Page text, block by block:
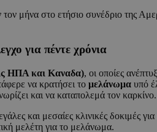
τον μήνα στο ετήσιο συνέδριο της
για πέντε χρόνια
ΗΠΑ και Καναδα), οι οποίες
να κρατήσει το μελάνωμα υπό
και να καταπολεμά τον καρκίνο.
και μεσαίες κλινικές δοκιμές
μελέτη για το μελάνωμα.